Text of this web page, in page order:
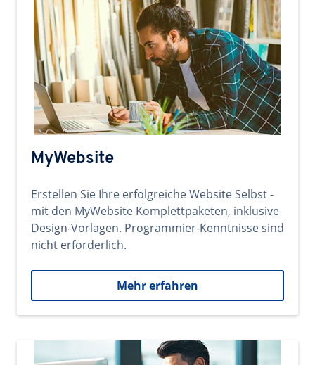
MyWebsite
Erstellen Sie Ihre erfolgreiche Website Selbst -
mit den MyWebsite Komplettpaketen, inklusive
Design-Vorlagen. Programmier-Kenntnisse sind
nicht erforderlich.
Mehr erfahren